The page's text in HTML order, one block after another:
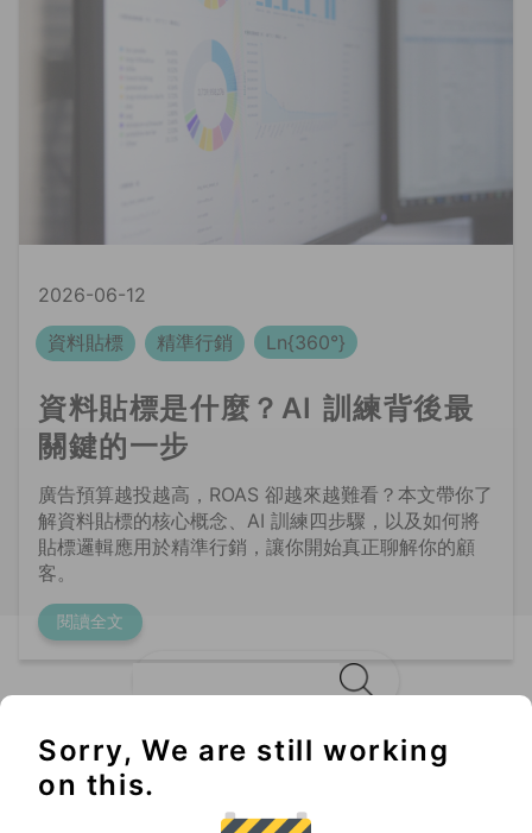
Ln{360°}
資料貼標是什麼？AI 訓練背後最
關鍵的一步
解資料貼標的核心概念、AI 訓練四步驟，以及如何將
貼標邏輯應用於精準行銷，讓你開始真正聊解你的顧
客。
閱讀全文
Sorry, We are still working
on this.